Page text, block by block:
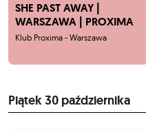
SHE PAST AWAY |
WARSZAWA | PROXIMA
Klub Proxima - Warszawa
Piątek30 października